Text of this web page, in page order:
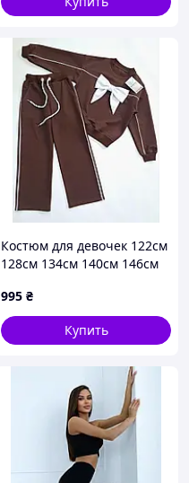
Костюм для девочек 122см
128см 134см 140см 146см
995 ₴
Купить